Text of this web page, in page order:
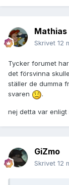
Mathias
Skrivet 12
Tycker forumet
det försvinna
ställer de dumma
svaren
.
nej detta var enligt
GiZmo
Skrivet 12